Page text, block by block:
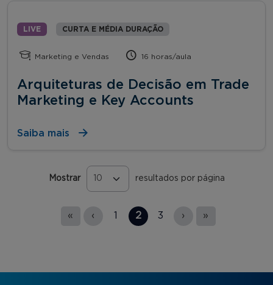
LIVE CURTA E MÉDIA DURAÇÃO
Marketing e Vendas 16 horas/aula
Arquiteturas de Decisão em Trade
Marketing e Key Accounts
Saiba mais
Mostrar resultados por página
« ‹ 1 2 3 › »